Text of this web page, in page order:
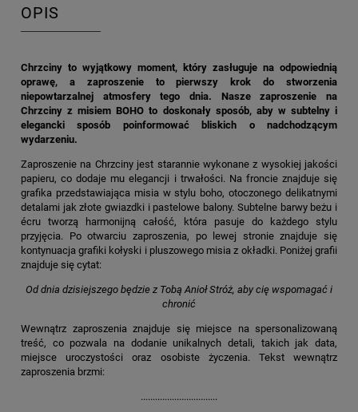
OPIS
Chrzciny to wyjątkowy moment, który zasługuje na odpowiednią
oprawę, a zaproszenie to pierwszy krok do stworzenia
niepowtarzalnej atmosfery tego dnia. Nasze zaproszenie na
Chrzciny z misiem BOHO to doskonały sposób, aby w subtelny i
elegancki sposób poinformować bliskich o nadchodzącym
wydarzeniu.
Zaproszenie na Chrzciny jest starannie wykonane z wysokiej jakości
papieru, co dodaje mu elegancji i trwałości. Na froncie znajduje się
grafika przedstawiająca misia w stylu boho, otoczonego delikatnymi
detalami jak złote gwiazdki i pastelowe balony. Subtelne barwy beżu i
écru tworzą harmonijną całość, która pasuje do każdego stylu
przyjęcia. Po otwarciu zaproszenia, po lewej stronie znajduje się
kontynuacja grafiki kołyski i pluszowego misia z okładki. Poniżej grafii
znajduje się cytat:
Od dnia dzisiejszego będzie z Tobą Anioł Stróż, aby cię wspomagać i
chronić
Wewnątrz zaproszenia znajduje się miejsce na spersonalizowaną
treść, co pozwala na dodanie unikalnych detali, takich jak data,
miejsce uroczystości oraz osobiste życzenia. Tekst wewnątrz
zaproszenia brzmi:
................................